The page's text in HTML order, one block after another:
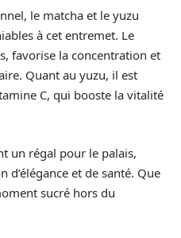
le matcha et le yuzu
à cet entremet. Le
favorise la concentration et
Quant au yuzu, il est
C, qui booste la vitalité
un régal pour le palais,
et de santé. Que
sucré hors du